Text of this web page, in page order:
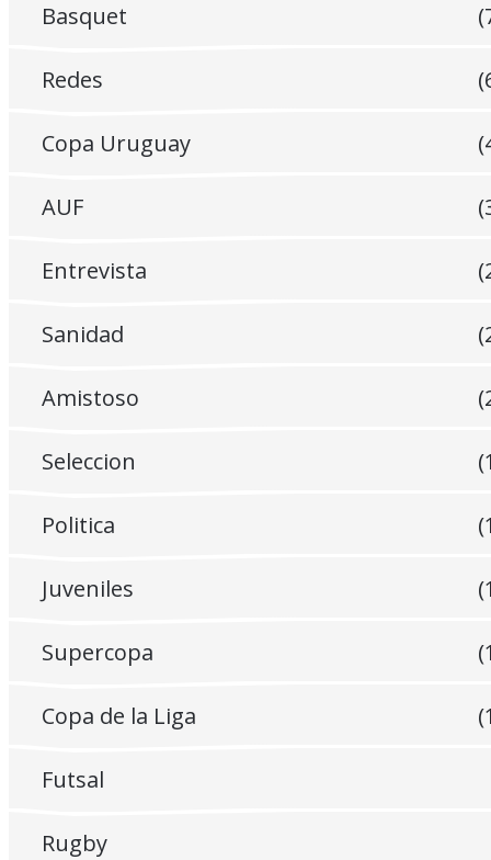
Basquet
Redes
Copa Uruguay
AUF
Entrevista
Sanidad
Amistoso
Seleccion
Politica
Juveniles
Supercopa
Copa de la Liga
Futsal
Rugby